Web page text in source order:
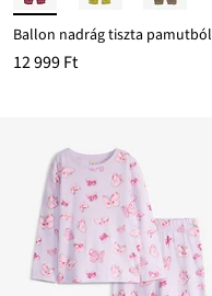
Ballon nadrág tiszta pamutból
12 999 Ft